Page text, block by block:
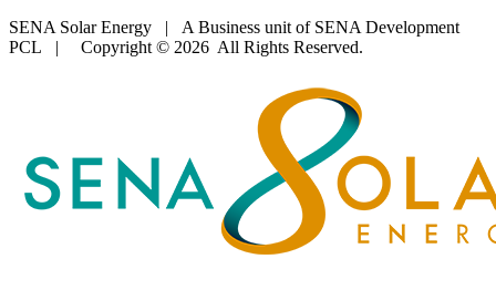
SENA Solar Energy | A Business unit of SENA Development
PCL | Copyright © 2026 All Rights Reserved.